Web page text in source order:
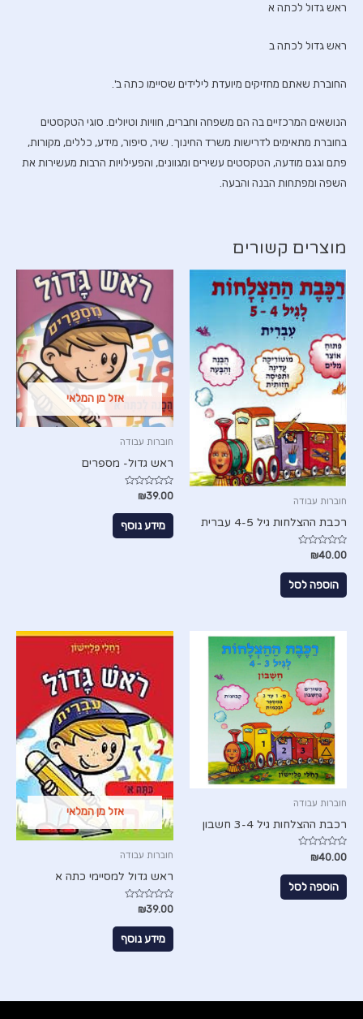
ראש גדול לכתה א
ראש גדול לכתה ב
החוברת שאתם מחזיקים מיועדת לילידים שסיימו כתה ב'.
הנושאים המרכזיים בה הם משפחה וחברים, חוויות וטיולים. סוגי הטקסטים
בחוברת מתאימים לדרישות משרד החינוך. שיר, סיפור, מידע, כללים, מקורות,
פתם וגגם מודעה, הטקסטים עשירים ומגוונים, והפעילויות הרבות מעשירות את
השפה ומפתחות הבנה והבעה.
מוצרים קשורים
חוברות עבודה
רכבת ההצלחות גיל 4-5 עברית
דורג
מתוך
₪40.00
הוספה לסל
אזל מן המלאי
חוברות עבודה
ראש גדול- מספרים
דורג
0
מתוך
₪39.00
מידע נוסף
חוברות עבודה
רכבת ההצלחות גיל 3-4 חשבון
דורג
0
מתוך
₪40.00
הוספה לסל
אזל מן המלאי
חוברות עבודה
ראש גדול למסיימי כתה א
דורג
מתוך
₪39.00
מידע נוסף